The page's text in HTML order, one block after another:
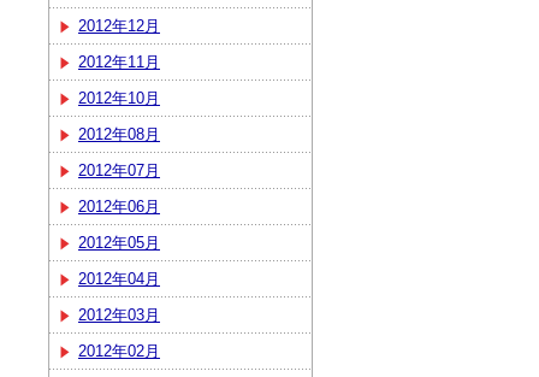
2012年12月
2012年11月
2012年10月
2012年08月
2012年07月
2012年06月
2012年05月
2012年04月
2012年03月
2012年02月